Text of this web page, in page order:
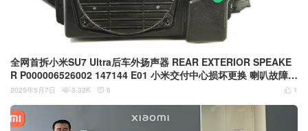
全网首拆小米SU7 Ultra后车外扬声器 REAR EXTERIOR SPEAKE
R P000006526002 147144 E01 小米交付中心损坏更换 喇叭故障自
维修记录
 1
2025年5月7日  3.32K  6